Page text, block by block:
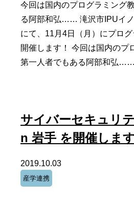
今回は国内のプログラミング
る阿部和弘…… 滝沢市IPUイ
にて、11月4日（月）にプロ
開催します！ 今回は国内のプ
第一人者でもある阿部和弘……
サイバーセキュリ
n 岩手 を開催しま
2019.10.03
産学連携